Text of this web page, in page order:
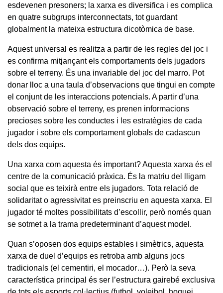
esdevenen presoners; la xarxa es diversifica i es complica
en quatre subgrups interconnectats, tot guardant
globalment la mateixa estructura dicotòmica de base.
Aquest universal es realitza a partir de les regles del joc i
es confirma mitjançant els comportaments dels jugadors
sobre el terreny. És una invariable del joc del marro. Pot
donar lloc a una taula d’observacions que tingui en compte
el conjunt de les interaccions potencials. A partir d’una
observació sobre el terreny, es prenen informacions
precioses sobre les conductes i les estratègies de cada
jugador i sobre els comportament globals de cadascun
dels dos equips.
Una xarxa com aquesta és important? Aquesta xarxa és el
centre de la comunicació pràxica. És la matriu del lligam
social que es teixirà entre els jugadors. Tota relació de
solidaritat o agressivitat es preinscriu en aquesta xarxa. El
jugador té moltes possibilitats d’escollir, però només quan
se sotmet a la trama predeterminant d’aquest model.
Quan s’oposen dos equips estables i simètrics, aquesta
xarxa de duel d’equips es retroba amb alguns jocs
tradicionals (el cementiri, el mocador…). Però la seva
característica principal és ser l’estructura gairebé exclusiva